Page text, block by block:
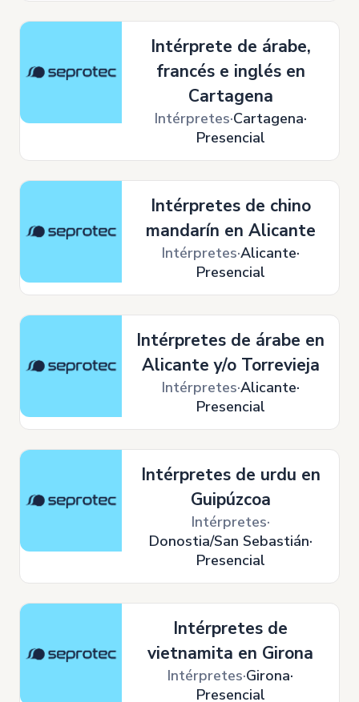
Intérprete de árabe,
francés e inglés en
Cartagena
Intérpretes Cartagena
Presencial
Intérpretes de chino
mandarín en Alicante
Intérpretes Alicante
Presencial
Intérpretes de árabe en
Alicante y/o Torrevieja
Intérpretes Alicante
Presencial
Intérpretes de urdu en
Guipúzcoa
Intérpretes
Donostia/San Sebastián
Presencial
Intérpretes de
vietnamita en Girona
Intérpretes Girona
Presencial